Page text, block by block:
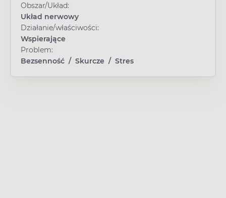
Obszar/Układ:
Układ nerwowy
Działanie/właściwości:
Wspierające
Problem:
Bezsenność / Skurcze / Stres